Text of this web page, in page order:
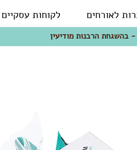
לאורחים לקוחות עסקיים
- חלב ישראל
בהשגחת הרבנות מודיעין